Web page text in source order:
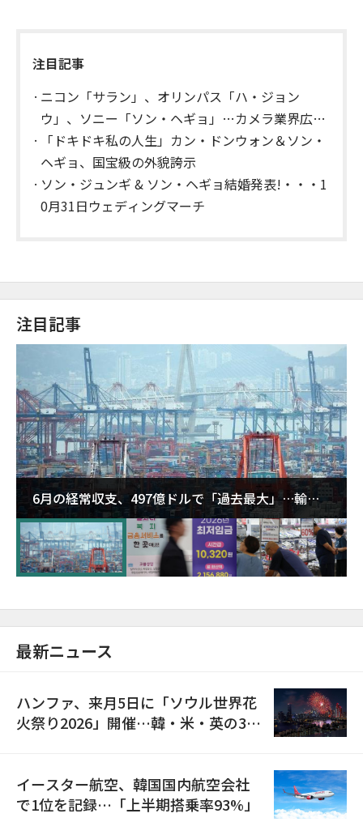
注目記事
ニコン「サラン」、オリンパス「ハ・ジョン
ウ」、ソニー「ソン・ヘギョ」…カメラ業界広告
戦争
「ドキドキ私の人生」カン・ドンウォン＆ソン・
ヘギョ、国宝級の外貌誇示
ソン・ジュンギ & ソン・ヘギョ結婚発表!・・・1
0月31日ウェディングマーチ
注目記事
6月の経常収支、497億ドルで「過去最大」…輸出
が初の1000億ドル突破
最新ニュース
ハンファ、来月5日に「ソウル世界花
火祭り2026」開催…韓・米・英の3カ
イースター航空、韓国国内航空会社
で1位を記録…「上半期搭乗率93%」